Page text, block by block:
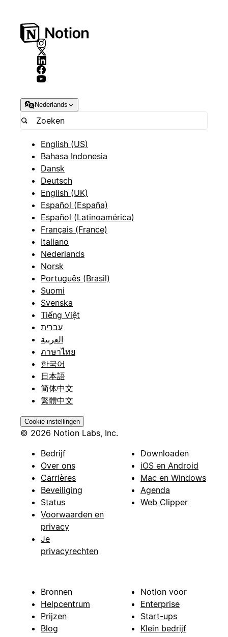
Nederlands
English (US)
Bahasa Indonesia
Dansk
Deutsch
English (UK)
Español (España)
Español (Latinoamérica)
Français (France)
Italiano
Nederlands
Norsk
Português (Brasil)
Suomi
Svenska
Tiếng Việt
עברית
العربية
ภาษาไทย
한국어
日本語
简体中文
繁體中文
Cookie-instellingen
© 2026 Notion Labs, Inc.
Bedrijf
Over ons
Carrières
Beveiliging
Status
Voorwaarden en
privacy
Je
privacyrechten
Downloaden
iOS en Android
Mac en Windows
Agenda
Web Clipper
Bronnen
Helpcentrum
Prijzen
Blog
Notion voor
Enterprise
Start-ups
Klein bedrijf